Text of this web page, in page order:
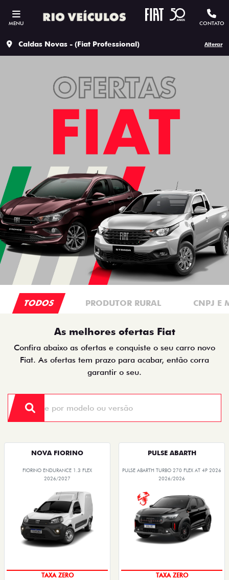
MENU CONTATO
Caldas Novas - (Fiat Professional) Alterar
TODOS PRODUTOR RURAL CNPJ E
As melhores ofertas Fiat
Confira abaixo as ofertas e conquiste o seu carro novo
Fiat. As ofertas tem prazo para acabar, então corra
garantir o seu.
NOVA FIORINO
FIORINO ENDURANCE 1.3 FLEX
2026/2027
TAXA ZERO
PULSE ABARTH
PULSE ABARTH TURBO 270 FLEX AT 4P 2026
2026/2026